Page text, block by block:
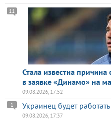
Стала известна причина
в заявке «Динамо» на
11
09.08.2026, 17:52
Украинец будет
1
09.08.2026, 17:37